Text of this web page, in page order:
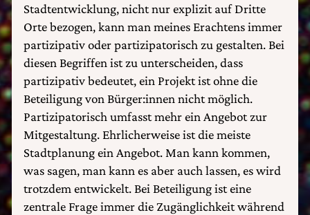
Stadtentwicklung, nicht nur explizit auf Dritte
Orte bezogen, kann man meines Erachtens immer
partizipativ oder partizipatorisch zu gestalten. Bei
diesen Begriffen ist zu unterscheiden, dass
partizipativ bedeutet, ein Projekt ist ohne die
Beteiligung von Bürger:innen nicht möglich.
Partizipatorisch umfasst mehr ein Angebot zur
Mitgestaltung. Ehrlicherweise ist die meiste
Stadtplanung ein Angebot. Man kann kommen,
was sagen, man kann es aber auch lassen, es wird
trotzdem entwickelt. Bei Beteiligung ist eine
zentrale Frage immer die Zugänglichkeit während